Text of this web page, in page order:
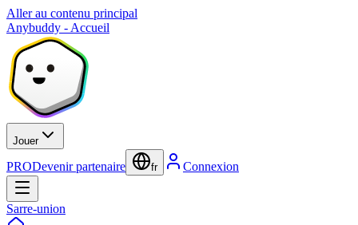
Aller au contenu principal
Anybuddy - Accueil
Jouer
PRODevenir partenaire fr Connexion
Sarre-union